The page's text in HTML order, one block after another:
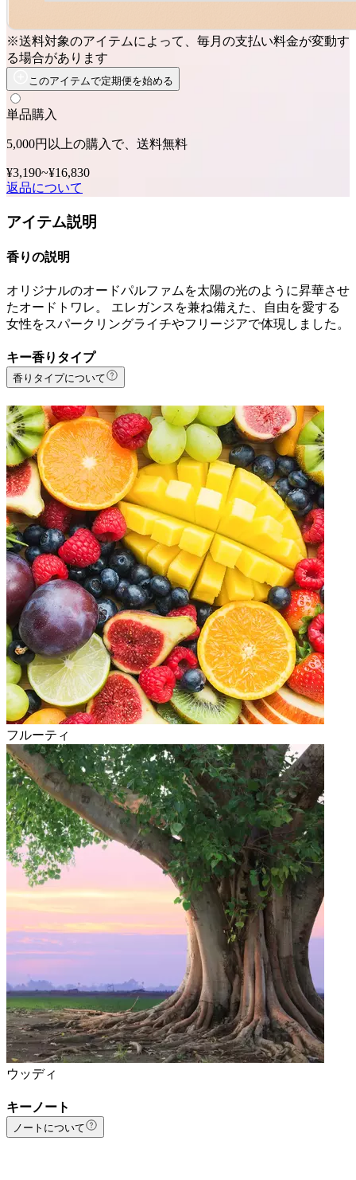
※送料対象のアイテムによって、毎月の支払い料金が変動す
る場合があります
このアイテムで定期便を始める
単品購入
5,000円以上の購入で、送料無料
¥3,190~¥16,830
返品について
アイテム説明
香りの説明
オリジナルのオードパルファムを太陽の光のように昇華させ
たオードトワレ。 エレガンスを兼ね備えた、自由を愛する
女性をスパークリングライチやフリージアで体現しました。
キー香りタイプ
香りタイプについて
フルーティ
ウッディ
キーノート
ノートについて